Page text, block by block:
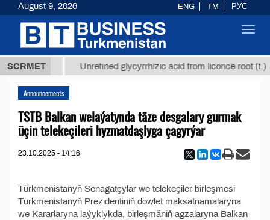
SCRMET
37,8 ТМТ Unrefined glycyrrhizic acid from licorice root (t.)
Announcements
TSTB Balkan welaýatynda täze desgalary gurmak
üçin telekeçileri hyzmatdaşlyga çagyrýar
23.10.2025 - 14:16
Türkmenistanyň Senagatçylar we telekeçiler birleşmesi
Türkmenistanyň Prezidentiniň döwlet maksatnamalaryna
we Kararlaryna laýyklykda, birleşmäniň agzalaryna Balkan
August 9, 2026 ENG TM РУС